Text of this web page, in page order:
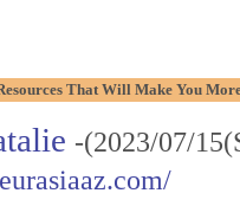
That Will Make You
-(2023/07/